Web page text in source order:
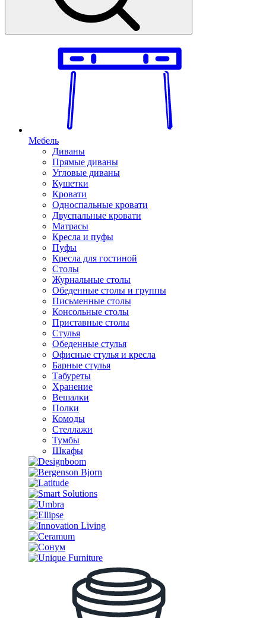
Мебель
Диваны
Прямые диваны
Угловые диваны
Кушетки
Кровати
Односпальные кровати
Двуспальные кровати
Матрасы
Кресла и пуфы
Пуфы
Кресла для гостиной
Столы
Журнальные столы
Обеденные столы и группы
Письменные столы
Консольные столы
Приставные столы
Стулья
Обеденные стулья
Офисные стулья и кресла
Барные стулья
Табуреты
Хранение
Вешалки
Полки
Комоды
Стеллажи
Тумбы
Шкафы